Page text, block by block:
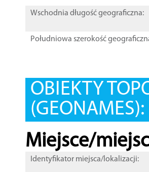
Wschodnia długość geograficzna:
Południowa szerokość
OBIEKTY
(GEONAMES):
Miejsce/
Identyfikator miejsca/lokalizacji: